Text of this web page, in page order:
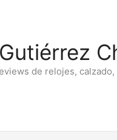
de relojes,